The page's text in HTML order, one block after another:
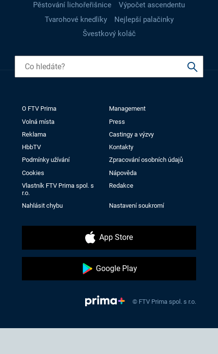
Pěstování lichořeřišnice
Výpočet ascendentu
Tvarohové knedlíky
Nejlepší palačinky
Švestkový koláč
O FTV Prima
Management
Volná místa
Press
Reklama
Castingy a výzvy
HbbTV
Kontakty
Podmínky užívání
Zpracování osobních údajů
Cookies
Nápověda
Vlastník FTV Prima spol. s
r.o.
Redakce
Nahlásit chybu Nastavení soukromí
App Store
Google Play
© FTV Prima spol. s r.o.